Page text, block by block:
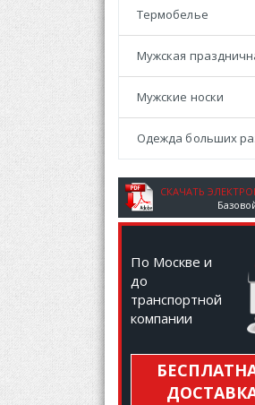
Термобелье
Мужская
Мужские носки
Одежда больших
СКАЧАТЬ
По Москве и
до
транспортной
компании